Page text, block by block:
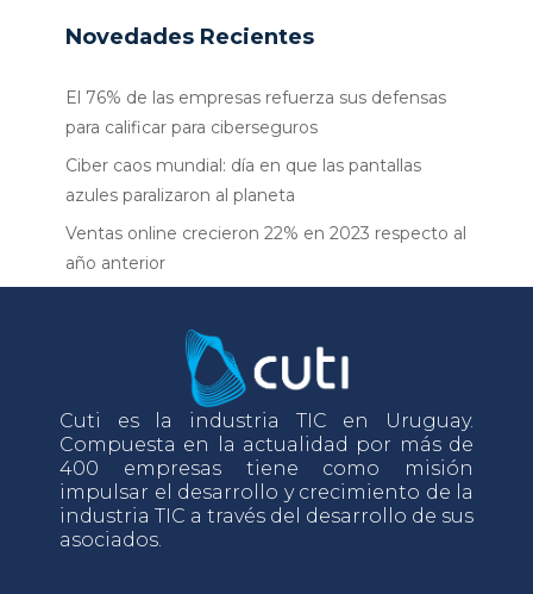
Novedades Recientes
El 76% de las empresas refuerza sus defensas
para calificar para ciberseguros
Ciber caos mundial: día en que las pantallas
azules paralizaron al planeta
Ventas online crecieron 22% en 2023 respecto al
año anterior
Cuti es la industria TIC en Uruguay.
Compuesta en la actualidad por más de
400 empresas tiene como misión
impulsar el desarrollo y crecimiento de la
industria TIC a través del desarrollo de sus
asociados.